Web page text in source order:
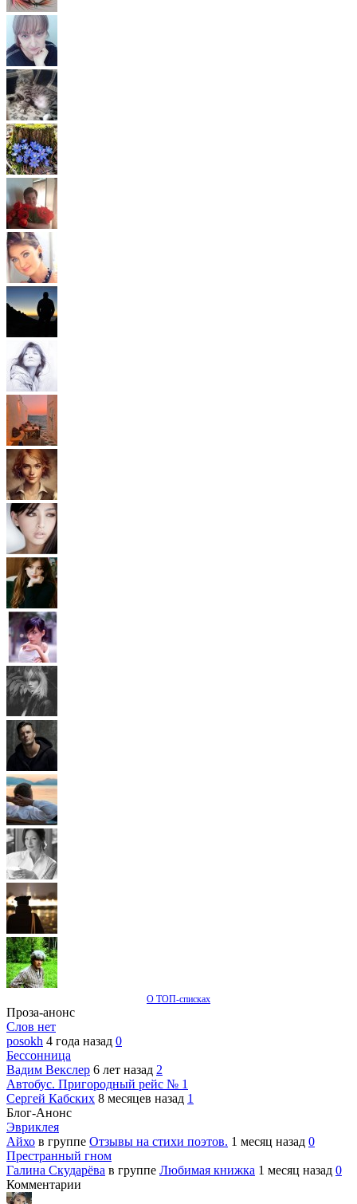
О ТОП-списках
Проза-анонс
Слов нет
posokh 4 года назад 0
Бессонница
Вадим Векслер 6 лет назад 2
Автобус. Пригородный рейс № 1
Сергей Кабских 8 месяцев назад 1
Блог-Анонс
Эвриклея
Айхо в группе Отзывы на стихи поэтов. 1 месяц назад 0
Престранный гном
Галина Скударёва в группе Любимая книжка 1 месяц назад 0
Комментарии